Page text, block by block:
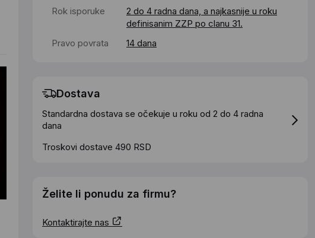
Rok isporuke
2 do 4 radna dana, a najkasnije u roku
definisanim ZZP po clanu 31.
Pravo povrata
14 dana
Dostava
Standardna dostava se očekuje u roku od 2 do 4 radna
dana
Troskovi dostave 490 RSD
Želite li ponudu za firmu?
Kontaktirajte nas